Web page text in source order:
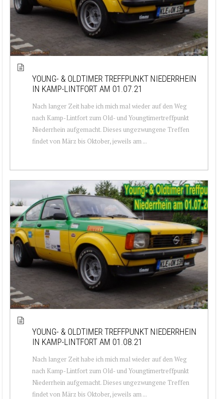
YOUNG- & OLDTIMER TREFFPUNKT NIEDERRHEIN
IN KAMP-LINTFORT AM 01.07.21
Nach langer Zeit habe ich mich mal wieder auf den Weg
nach Kamp-Lintfort zum Old- und Youngtimertreffpunkt
Niederrhein aufgemacht. Dieses ungezwungene Treffen
findet von März bis Oktober, jeweils am ...
YOUNG- & OLDTIMER TREFFPUNKT NIEDERRHEIN
IN KAMP-LINTFORT AM 01.08.21
Nach langer Zeit habe ich mich mal wieder auf den Weg
nach Kamp-Lintfort zum Old- und Youngtimertreffpunkt
Niederrhein aufgemacht. Dieses ungezwungene Treffen
findet von März bis Oktober, jeweils am ...